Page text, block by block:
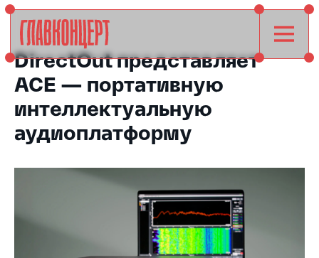
DirectOut представляет
ACE — портативную
интеллектуальную
аудиоплатформу